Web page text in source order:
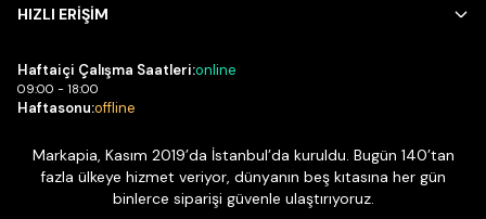
HIZLI ERİŞİM
Haftaiçi Çalışma Saatleri:online
09:00 - 18:00
Haftasonu:offline
Markapia, Kasım 2019’da İstanbul’da kuruldu. Bugün 140’tan
fazla ülkeye hizmet veriyor, dünyanın beş kıtasına her gün
binlerce siparişi güvenle ulaştırıyoruz.